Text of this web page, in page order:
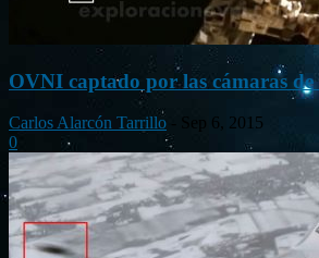
OVNI captado por las cámaras de
Carlos Alarcón Tarrillo
Sep 6, 2015
0